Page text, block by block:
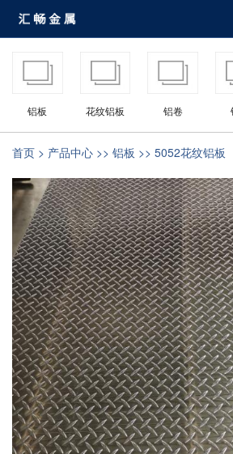
铝板 花纹铝板 铝卷
首页 > 产品中心 >> 铝板 >> 5052花纹铝板